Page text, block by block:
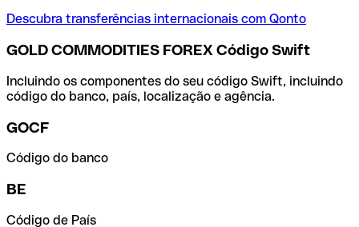
Descubra transferências internacionais com Qonto
GOLD COMMODITIES FOREX Código Swift
Incluindo os componentes do seu código Swift, incluindo
código do banco, país, localização e agência.
GOCF
Código do banco
BE
Código de País